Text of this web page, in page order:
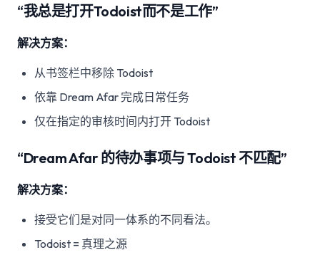
“我总是打开Todoist而不是工作”
解决方案：
从书签栏中移除 Todoist
依靠 Dream Afar 完成日常任务
仅在指定的审核时间内打开 Todoist
“Dream Afar 的待办事项与 Todoist 不匹配”
解决方案：
接受它们是对同一体系的不同看法。
Todoist = 真理之源